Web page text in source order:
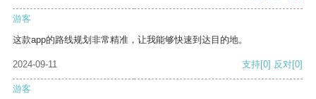
游客
这款app的路线规划非常精准，让我能够快速到达目的地。
2024-09-11 支持[0] 反对[0]
游客